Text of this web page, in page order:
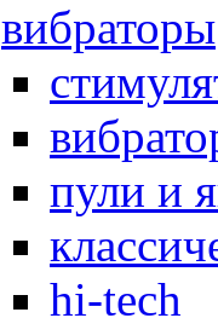
вибраторы
пули и
hi-tech